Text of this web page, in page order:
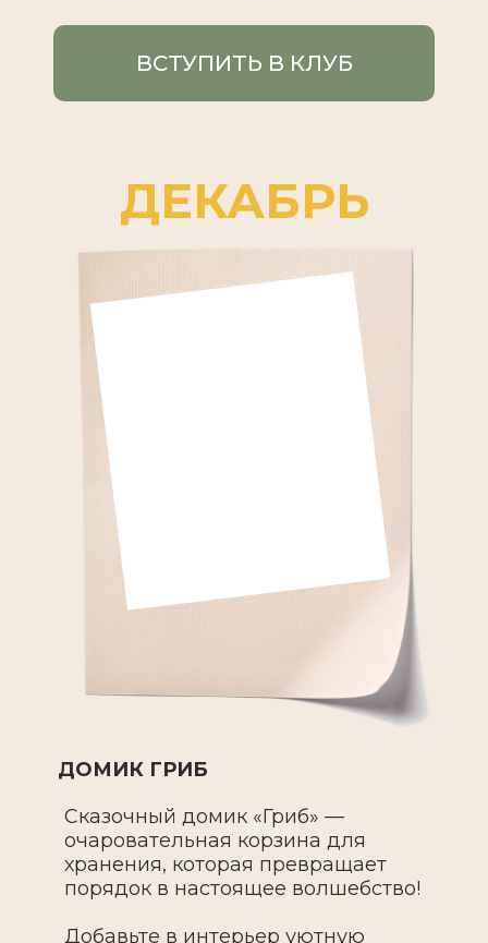
ВСТУПИТЬ В КЛУБ
ДЕКАБРЬ
ДОМИК ГРИБ
Сказочный домик «Гриб» —
очаровательная корзина для
хранения, которая превращает
порядок в настоящее волшебство!
Добавьте в интерьер уютную